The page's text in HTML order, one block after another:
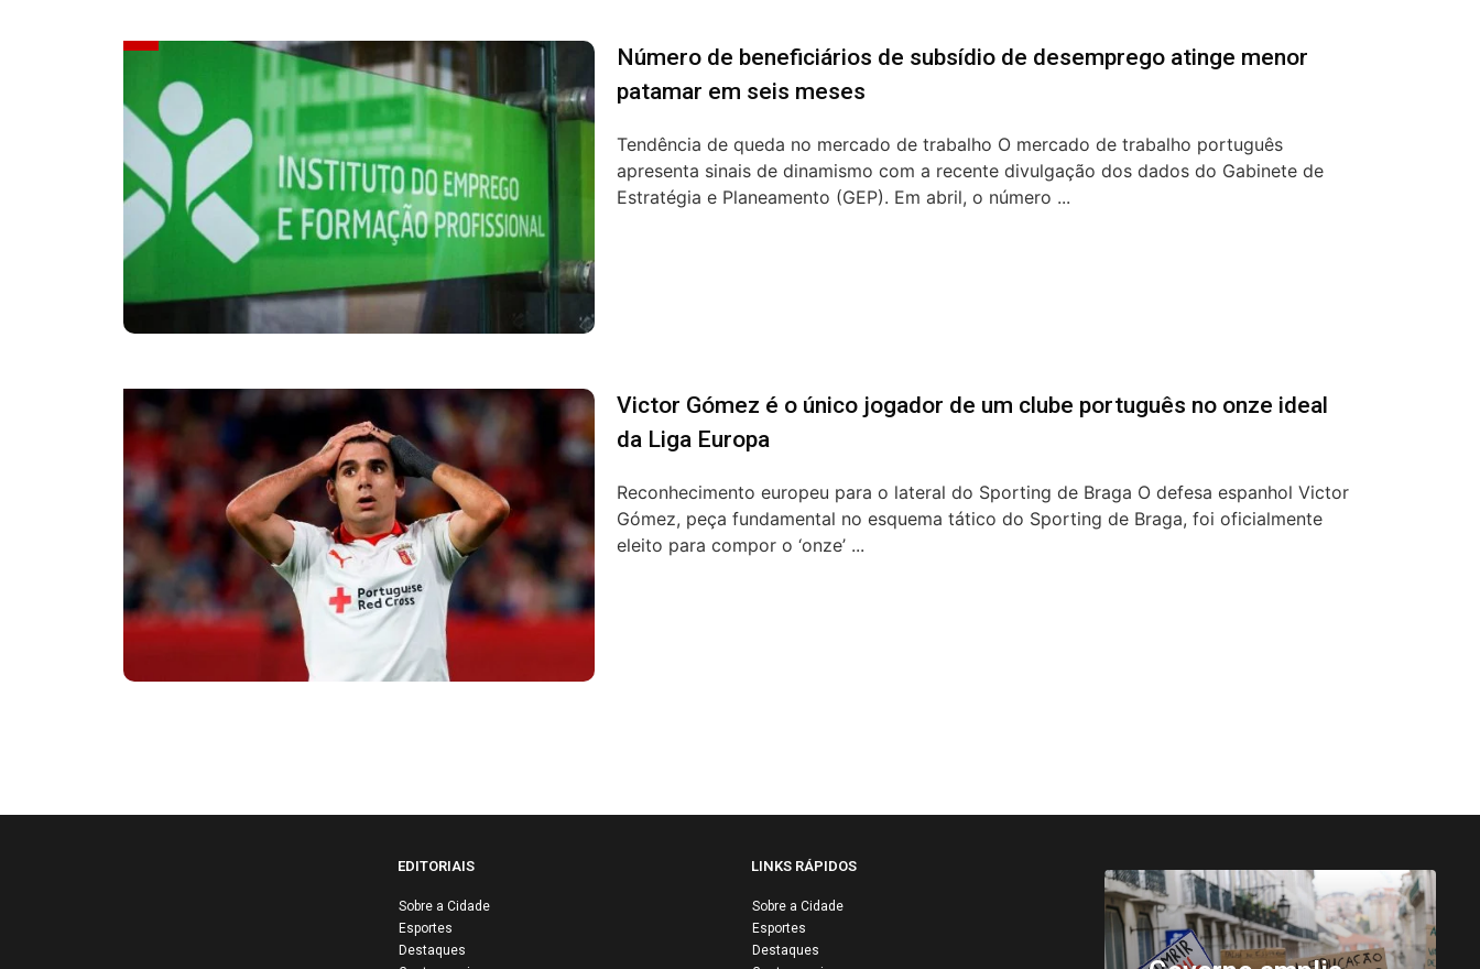
Número de beneficiários de subsídio de desemprego atinge menor
patamar em seis meses
Tendência de queda no mercado de trabalho O mercado de trabalho português
apresenta sinais de dinamismo com a recente divulgação dos dados do Gabinete de
Estratégia e Planeamento (GEP). Em abril, o número ...
Victor Gómez é o único jogador de um clube português no onze ideal
da Liga Europa
Reconhecimento europeu para o lateral do Sporting de Braga O defesa espanhol Victor
Gómez, peça fundamental no esquema tático do Sporting de Braga, foi oficialmente
eleito para compor o ‘onze’ ...
EDITORIAIS
Sobre a Cidade
Esportes
Destaques
LINKS RÁPIDOS
Sobre a Cidade
Esportes
DestaquesAirbus e Air France